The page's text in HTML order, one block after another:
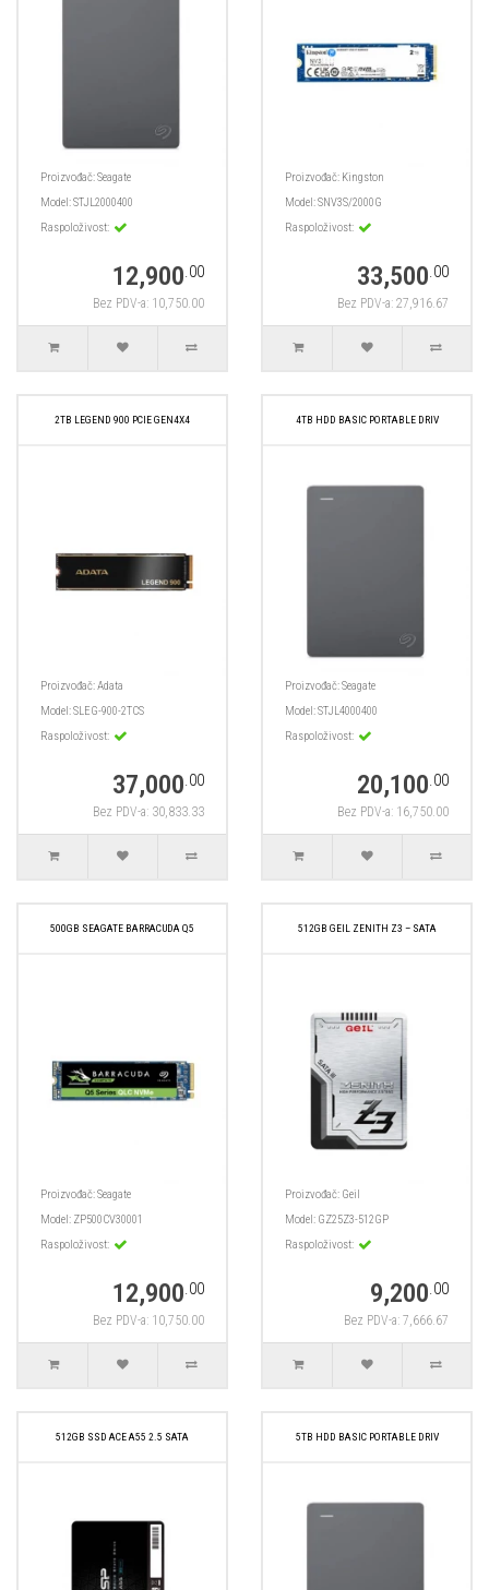
Proizvođač:Seagate
Model:STJL2000400
Raspoloživost:
12,900.00
Bez PDV-a: 10,750.00
Proizvođač: Kingston
Model:SNV3S/2000G
Raspoloživost:
33,500.00
Bez PDV-a: 27,916.67
2TB LEGEND 900 PCIE GEN4X4
Proizvođač:Adata
Model:SLEG-900-2TCS
Raspoloživost:
37,000.00
Bez PDV-a: 30,833.33
4TB HDD BASIC PORTABLE DRIV
Proizvođač:Seagate
Model:STJL4000400
Raspoloživost:
20,100.00
Bez PDV-a: 16,750.00
500GB SEAGATE BARRACUDA Q5
Proizvođač:Seagate
Model: ZP500CV30001
Raspoloživost:
12,900.00
Bez PDV-a: 10,750.00
512GB GEIL ZENITH Z3 – SATA
Proizvođač: Geil
Model: GZ25Z3-512GP
Raspoloživost:
9,200.00
Bez PDV-a: 7,666.67
512GB SSD ACE A55 2.5 SATA 5TB HDD BASIC PORTABLE DRIV